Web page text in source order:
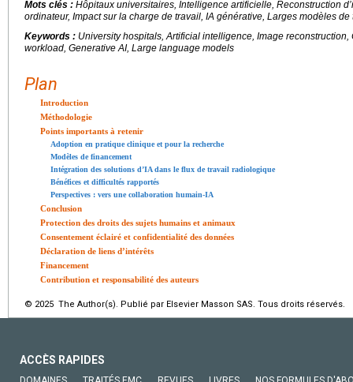
Mots clés : Hôpitaux universitaires, Intelligence artificielle, Reconstruction
ordinateur, Impact sur la charge de travail, IA générative, Larges modèles de
Keywords : University hospitals, Artificial intelligence, Image
workload, Generative AI, Large language models
Plan
Introduction
Méthodologie
Points importants à retenir
Adoption en pratique clinique et pour la recherche
Modèles de financement
Intégration des solutions d’IA dans le flux de travail radiologique
Bénéfices et difficultés rapportés
Perspectives : vers une collaboration humain-IA
Conclusion
Protection des droits des sujets humains et animaux
Consentement éclairé et confidentialité des données
Déclaration de liens d’intérêts
Financement
Contribution et responsabilité des auteurs
© 2025 The Author(s). Publié par Elsevier Masson SAS. Tous droits réservés.
ACCÈS RAPIDES